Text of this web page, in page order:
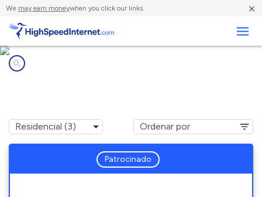
We may earn moneywhen you click our links. ×
Patrocinado